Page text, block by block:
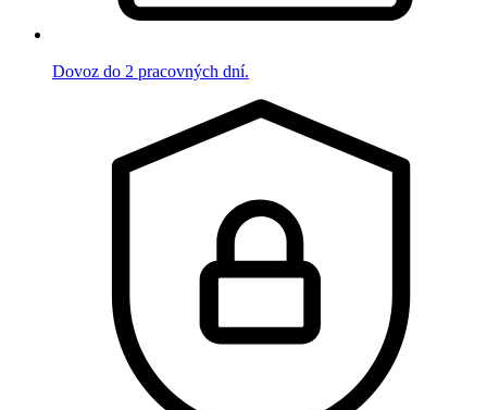
Dovoz do 2 pracovných dní.